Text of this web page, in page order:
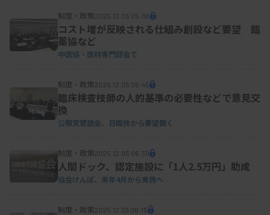
制度・政策2025.12.05 05:00
コスト増が反映される仕組み創設など要望 臨
薬協など
中医協・医材専門部会で
制度・政策2025.12.05 05:45
臨床検査技師の人的基準の必要性などで意見交
換
公明党懇話会、日臨技から要望聞く
制度・政策2025.12.05 06:30
人間ドック、認定施設に「1人2.5万円」助成
協会けんぽ、来年4月から実施へ
制度・政策2025.12.03 06:15